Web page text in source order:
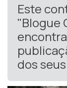
Este
"Blogue
dos